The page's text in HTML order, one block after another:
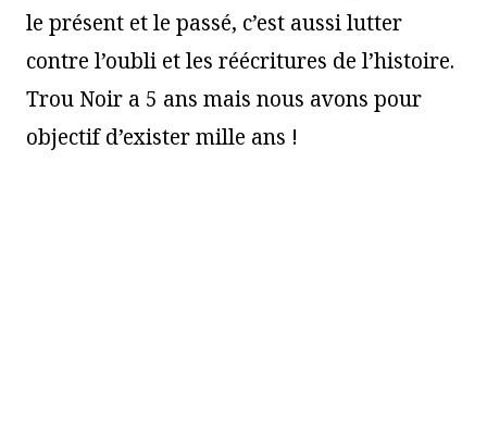
le présent et le passé, c’est aussi lutter
contre l’oubli et les réécritures de l’histoire.
Trou Noir a 5 ans mais nous avons pour
objectif d’exister mille ans !